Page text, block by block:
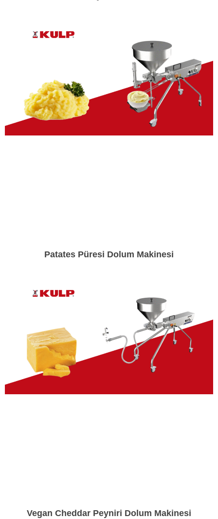
Patates Püresi Dolum Makinesi
Vegan Cheddar Peyniri Dolum Makinesi